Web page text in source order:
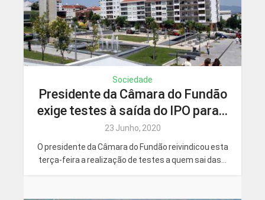
Sociedade
Presidente da Câmara do Fundão
exige testes à saída do IPO para...
23 Junho, 2020
O presidente da Câmara do Fundão reivindicou esta
terça-feira a realização de testes a quem sai das...